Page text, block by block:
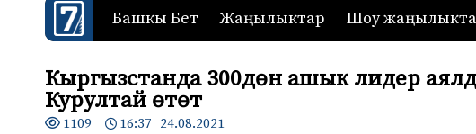
Башкы Бет Жаңылыктар Шоу
Кыргызстанда 300дөн ашык лидер
Курултай өтөт
1109 16:37 24.08.2021